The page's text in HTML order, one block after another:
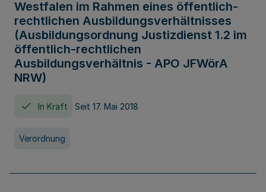
Westfalen im Rahmen eines öffentlich-
rechtlichen Ausbildungsverhältnisses
(Ausbildungsordnung Justizdienst 1.2 im
öffentlich-rechtlichen
Ausbildungsverhältnis - APO JFWörA
NRW)
In Kraft Seit 17. Mai 2018
Verordnung